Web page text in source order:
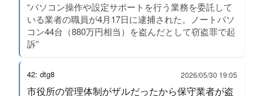
“パソコン操作や設定サポートを行う業務を委託して
いる業者の職員が4月17日に逮捕された。ノートパソ
コン44台（880万円相当）を盗んだとして窃盗罪で起
訴”
42: dtg8 2026/05/30 19:05
市役所の管理体制がザルだったから保守業者が盗